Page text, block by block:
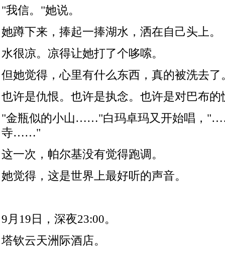
"我信。 "她说。
她蹲下来，捧起一捧湖水，洒在自己头上。
水很凉。凉得让她打了个哆嗦。
但她觉得，心里有什么东西，真的被洗去了
也许是仇恨。也许是执念。也许是对巴布的
"金瓶似的小山……"白玛卓玛又开始唱， "
寺……"
这一次，帕尔基没有觉得跑调。
她觉得，这是世界上最好听的声音。
9月 19日，深夜23:00。
塔钦云天洲际酒店。